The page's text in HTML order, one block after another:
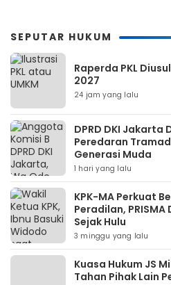
SEPUTAR HUKUM
Raperda PKL
2027
24 jam yang lalu
DPRD DKI Jakarta
Peredaran
Generasi Muda
1 hari yang lalu
KPK-MA Perkuat
Peradilan,
Sejak Hulu
3 minggu yang lalu
Kuasa Hukum JS
Tahan Pihak Lain